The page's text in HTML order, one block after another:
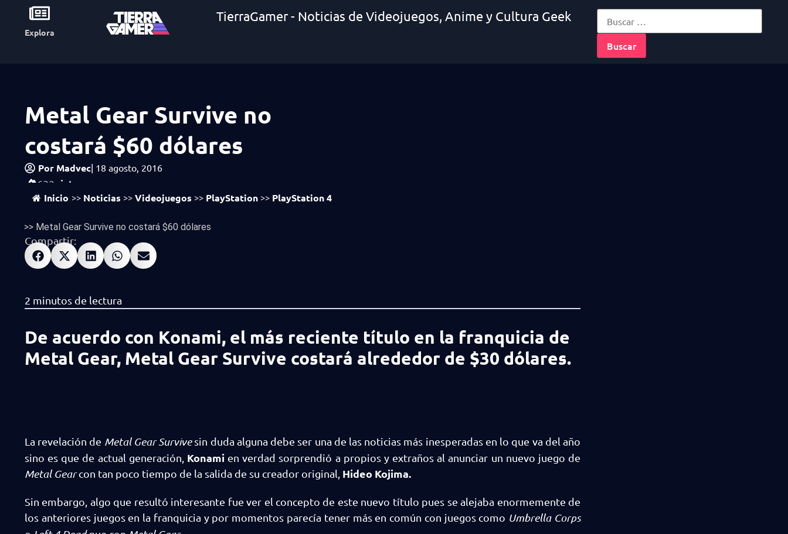
Explora
TierraGamer - Noticias de Videojuegos, Anime y Cultura Geek
Metal Gear Survive no
costará $60 dólares
Por Madvec| 18 agosto, 2016
632 vistas
Inicio >> Noticias >> Videojuegos >> PlayStation >> PlayStation 4
>> Metal Gear Survive no costará $60 dólares
Compartir:
De acuerdo con Konami, el más reciente título en la franquicia de
Metal Gear, Metal Gear Survive costará alrededor de $30 dólares.
La revelación de Metal Gear Survivesin duda alguna debe ser una de las noticias más inesperadas en lo que va del año
sino es que de actual generación, Konamien verdad sorprendió a propios y extraños al anunciar un nuevo juego de
Metal Gearcon tan poco tiempo de la salida de su creador original, Hideo Kojima.
Sin embargo, algo que resultó interesante fue ver el concepto de este nuevo título pues se alejaba enormemente de
los anteriores juegos en la franquicia y por momentos parecía tener más en común con juegos como Umbrella Corps